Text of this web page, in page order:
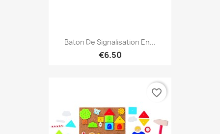
Baton De Signalisation En...
€6.50
favorite_border